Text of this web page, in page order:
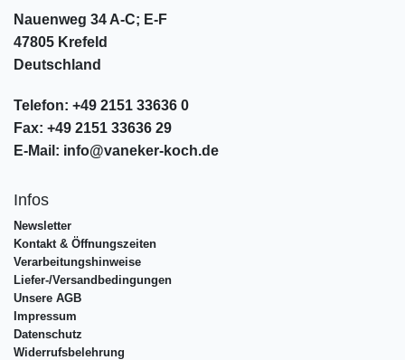
Nauenweg 34 A-C; E-F
47805 Krefeld
Deutschland
Telefon: +49 2151 33636 0
Fax: +49 2151 33636 29
E-Mail: info@vaneker-koch.de
Infos
Newsletter
Kontakt & Öffnungszeiten
Verarbeitungshinweise
Liefer-/Versandbedingungen
Unsere AGB
Impressum
Datenschutz
Widerrufsbelehrung